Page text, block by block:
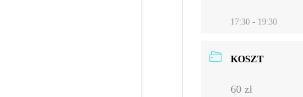
17:30 - 19:30
KOSZT
60 zł